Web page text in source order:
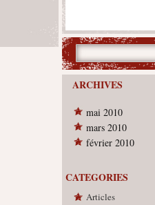
ARCHIVES
mai 2010
mars 2010
février 2010
CATEGORIES
Articles